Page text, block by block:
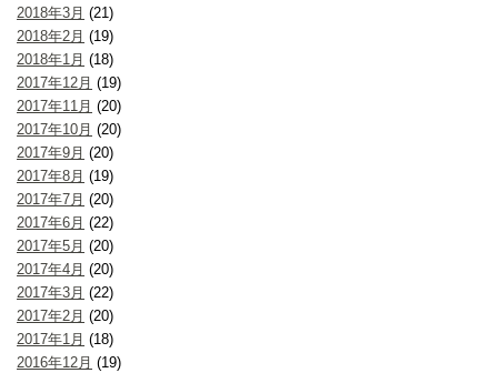
2018年3月 (21)
2018年2月 (19)
2018年1月 (18)
2017年12月 (19)
2017年11月 (20)
2017年10月 (20)
2017年9月 (20)
2017年8月 (19)
2017年7月 (20)
2017年6月 (22)
2017年5月 (20)
2017年4月 (20)
2017年3月 (22)
2017年2月 (20)
2017年1月 (18)
2016年12月 (19)